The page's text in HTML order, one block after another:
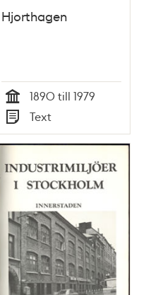
Hjorthagen
Tid
1890 till 1979
Typ
Text